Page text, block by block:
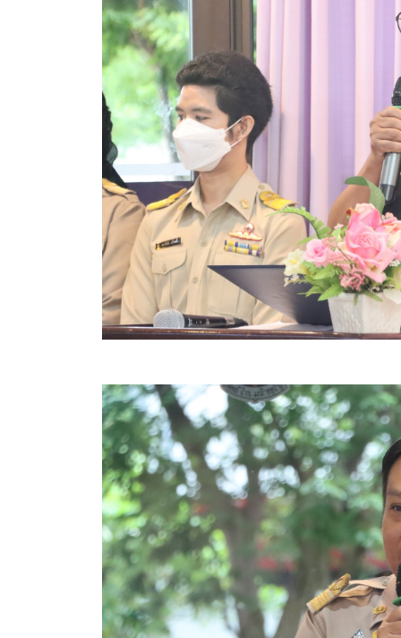
การจัดการความรู้ (KM)
ข้อระเบียบและกฎหมาย
มาตรฐานการปฏิบัติงาน
แผนพัฒนาท้องถิ่น ของอบจ.สุพรรณบุรี
ข้อบัญญัติงบประมาณรายจ่ายประจำปี ของ อบจ.สุ
ข้อบัญญัติอื่นๆ ของ อบจ.สุพรรณบุรี
รายงานการประชุมสภา อบจ.สุพรรณบุรี
รายงานการติดตามและประเมินผลแผนพัฒนาท้อง
สรุปผลการประเมินความพึงพอใจ
ระบบสืบค้นข้อมูล ประกาศ ก.จ.จ. สุพรรณบุรี (พ.ศ
Document
คลินิกเซ็นเตอร์